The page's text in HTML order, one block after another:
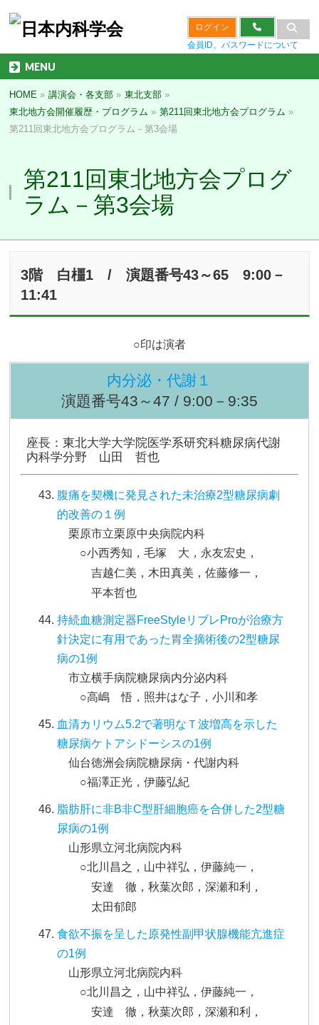
ログイン
会員ID、パスワードについて
MENU
HOME » 講演会・各支部 » 東北支部 »
東北地方会開催履歴・プログラム » 第211回東北地方会プログラム »
第211回東北地方会プログラム－第3会場
第211回東北地方会プログ
ラム－第3会場
3階 白橿1 / 演題番号43～65 9:00－
11:41
○印は演者
内分泌・代謝１
演題番号43～47 / 9:00－9:35
座長：東北大学大学院医学系研究科糖尿病代謝
内科学分野 山田 哲也
腹痛を契機に発見された未治療2型糖尿病劇
的改善の１例
栗原市立栗原中央病院内科
○小西秀知，毛塚 大，永友宏史，
吉越仁美，木田真美，佐藤修一，
平本哲也
持続血糖測定器FreeStyleリブレProが治療方
針決定に有用であった胃全摘術後の2型糖尿
病の1例
市立横手病院糖尿病内分泌内科
○高嶋 悟，照井はな子，小川和孝
血清カリウム5.2で著明なＴ波増高を示した
糖尿病ケトアシドーシスの1例
仙台徳洲会病院糖尿病・代謝内科
○福澤正光，伊藤弘紀
脂肪肝に非B非C型肝細胞癌を合併した2型糖
尿病の1例
山形県立河北病院内科
○北川昌之，山中祥弘，伊藤純一，
安達 徹，秋葉次郎，深瀬和利，
太田郁郎
食欲不振を呈した原発性副甲状腺機能亢進症
の1例
山形県立河北病院内科
○北川昌之，山中祥弘，伊藤純一，
安達 徹，秋葉次郎，深瀬和利，